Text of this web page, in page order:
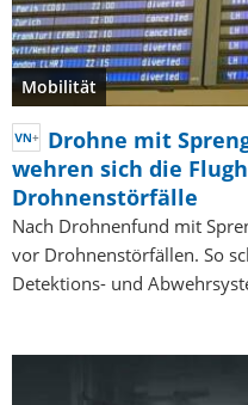
Mobilität
Drohne mit
wehren sich die
Drohnenstörfälle
Nach Drohnenfund mit
vor Drohnenstörfällen. So
Detektions- und